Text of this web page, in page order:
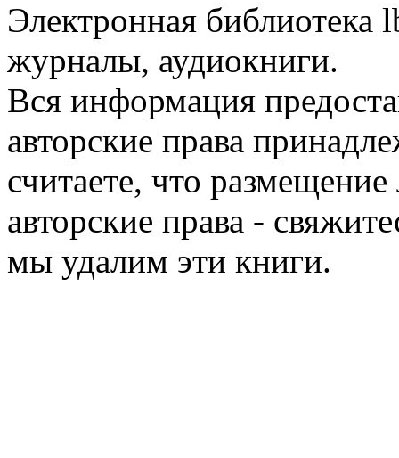
Электронная библиотека
журналы, аудиокниги.
Вся информация
авторские права
считаете, что
авторские права -
мы удалим эти книги.